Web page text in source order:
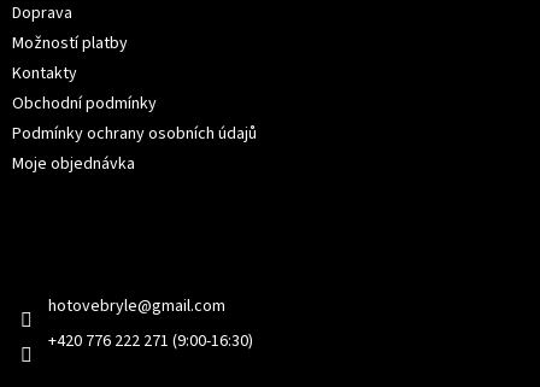
Doprava
Možností platby
Kontakty
Obchodní podmínky
Podmínky ochrany osobních údajů
Moje objednávka
hotovebryle@gmail.com
+420 776 222 271 (9:00-16:30)